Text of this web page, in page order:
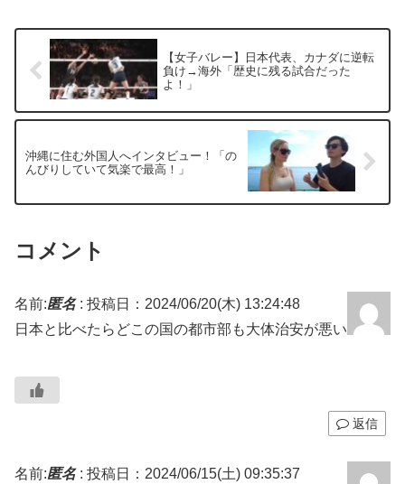
【女子バレー】日本代表、カナダに逆転
負け→海外「歴史に残る試合だった
よ！」
沖縄に住む外国人へインタビュー！「の
んびりしていて気楽で最高！」
コメント
名前:匿名: 投稿日：2024/06/20(木) 13:24:48
日本と比べたらどこの国の都市部も大体治安が悪い
返信
名前:匿名: 投稿日：2024/06/15(土) 09:35:37